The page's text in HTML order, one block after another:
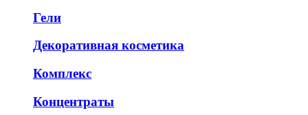
Гели
Декоративная косметика
Комплекс
Концентраты